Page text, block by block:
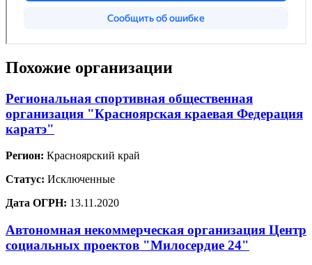
Похожие организации
Региональная спортивная общественная
организация "Красноярская краевая Федерация
каратэ"
Регион: Красноярский край
Статус: Исключенные
Дата ОГРН: 13.11.2020
Автономная некоммерческая организация Центр
социальных проектов "Милосердие 24"